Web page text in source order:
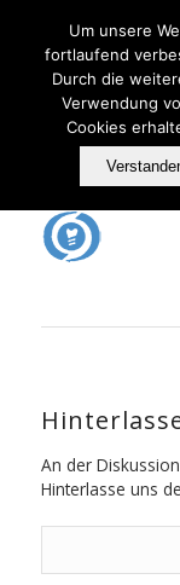
An der
Hinterlasse uns
Um unsere
fortlaufend
Durch die
Verwendung
Cookies